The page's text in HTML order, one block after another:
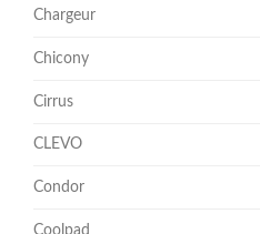
Chargeur
Chicony
Cirrus
CLEVO
Condor
Coolpad